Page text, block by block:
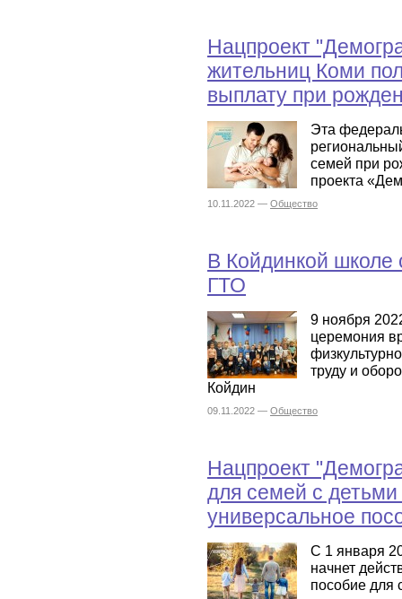
Нацпроект
жительниц Коми
выплату при
Эта
семей при
проекта
10.11.2022 — Общество
В Койдинкой школе
ГТО
9 ноября
церемония
труду и
Койдин
09.11.2022 — Общество
Нацпроект
для семей с детьми
универсальное
С 1 января
начнет
пособие для